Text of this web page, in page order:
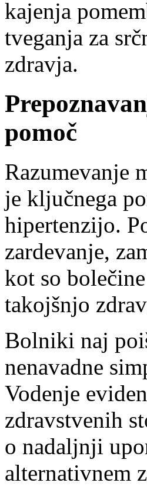
kajenja
tveganja za
zdravja.
pomoč
Razumevanje
je ključnega
hipertenzijo.
zardevanje,
kot so
takojšnjo
Bolniki naj
nenavadne
Vodenje
zdravstvenih
o nadaljnji
alternativnem